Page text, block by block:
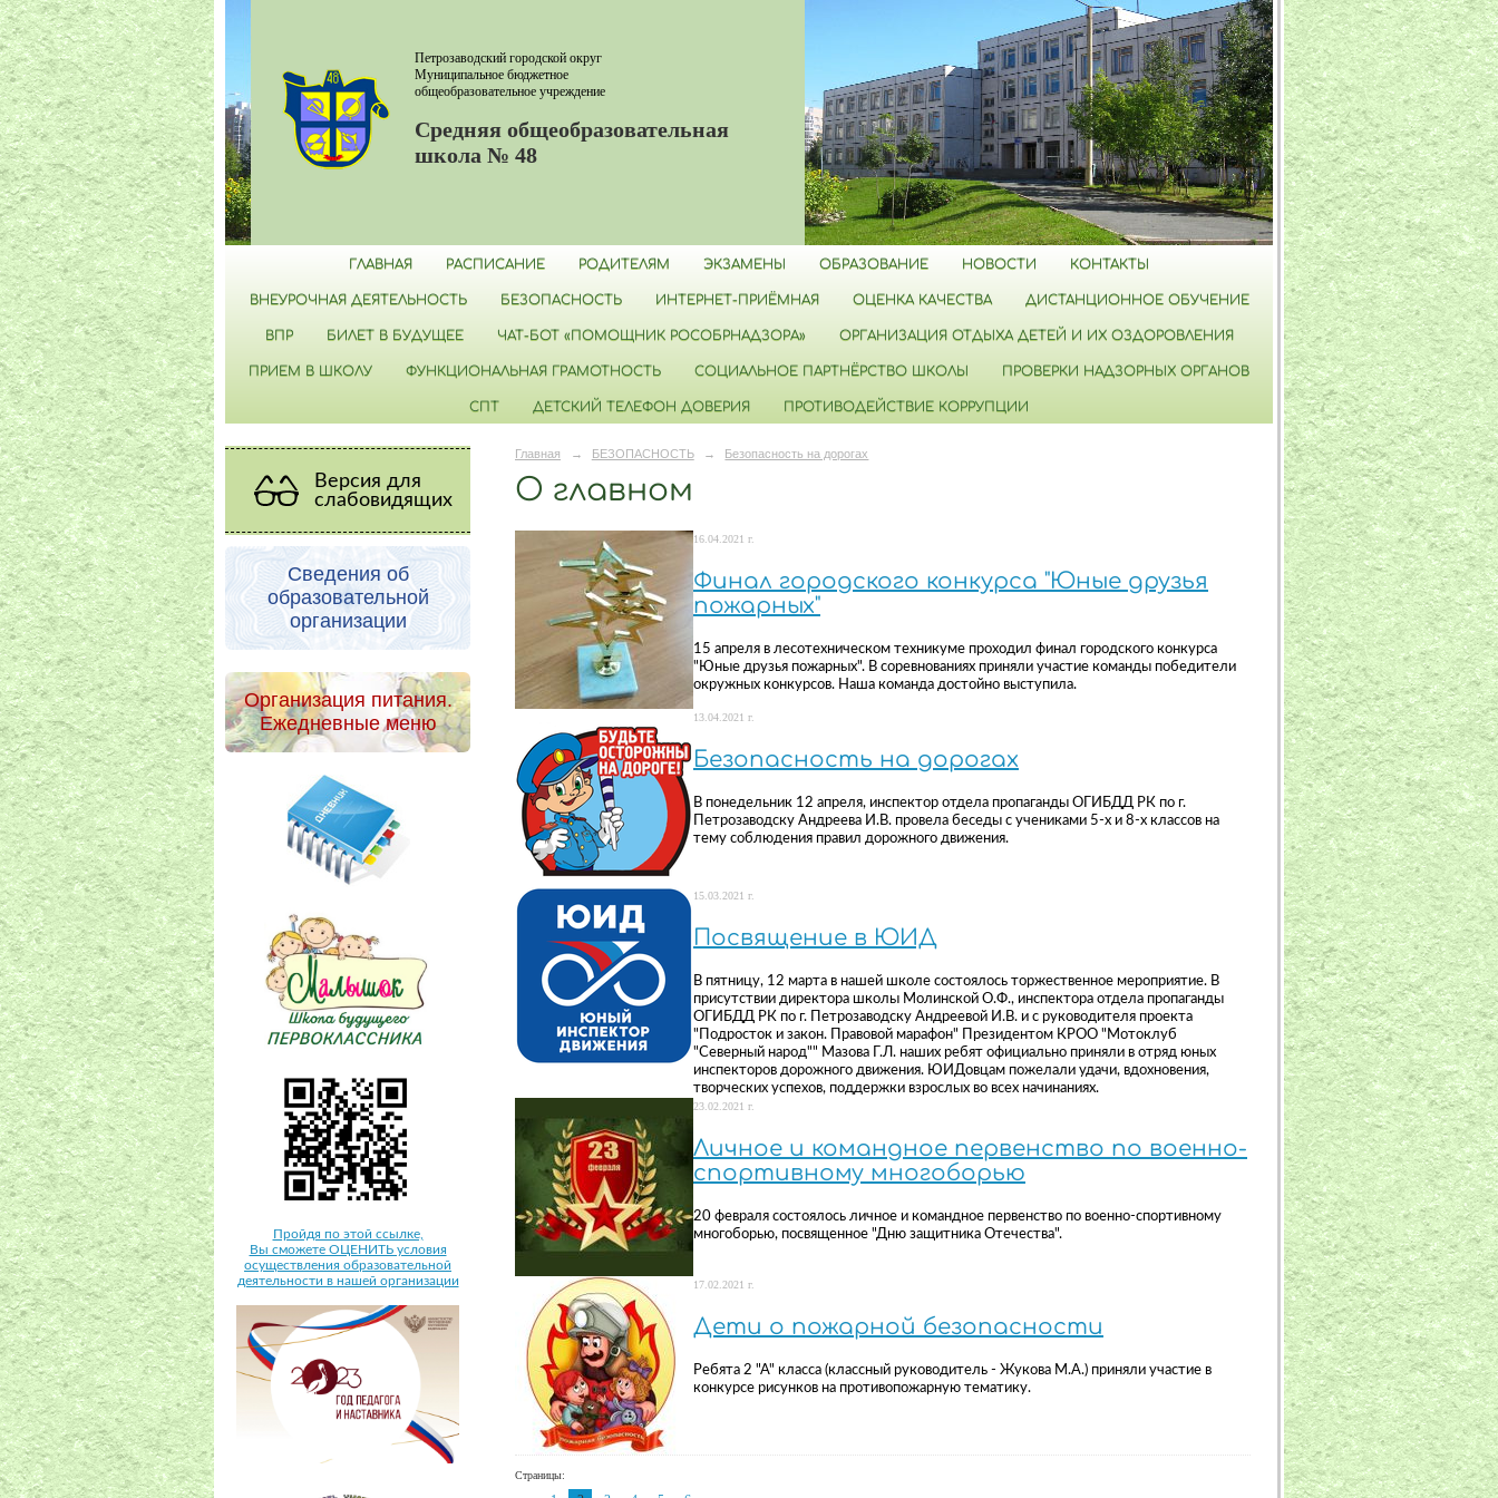
Петрозаводский городской округ
Муниципальное бюджетное
общеобразовательное учреждение
Средняя общеобразовательная
школа № 48
ГЛАВНАЯ РАСПИСАНИЕ РОДИТЕЛЯМ ЭКЗАМЕНЫ ОБРАЗОВАНИЕ НОВОСТИ КОНТАКТЫ
ВНЕУРОЧНАЯ ДЕЯТЕЛЬНОСТЬ БЕЗОПАСНОСТЬ ИНТЕРНЕТ-ПРИЁМНАЯ ОЦЕНКА КАЧЕСТВА ДИСТАНЦИОННОЕ ОБУЧЕНИЕ
ВПР БИЛЕТ В БУДУЩЕЕ ЧАТ-БОТ «ПОМОЩНИК РОСОБРНАДЗОРА» ОРГАНИЗАЦИЯ ОТДЫХА ДЕТЕЙ И ИХ ОЗДОРОВЛЕНИЯ
ПРИЕМ В ШКОЛУ ФУНКЦИОНАЛЬНАЯ ГРАМОТНОСТЬ СОЦИАЛЬНОЕ ПАРТНЁРСТВО ШКОЛЫ ПРОВЕРКИ НАДЗОРНЫХ ОРГАНОВ
СПТ ДЕТСКИЙ ТЕЛЕФОН ДОВЕРИЯ ПРОТИВОДЕЙСТВИЕ КОРРУПЦИИ
Версия для
слабовидящих
Сведения об
образовательной
организации
Организация питания.
Ежедневные меню
Пройдя по этой ссылке,
Вы сможете ОЦЕНИТЬ условия
осуществления образовательной
деятельности в нашей организации
Главная → БЕЗОПАСНОСТЬ → Безопасность на дорогах
О главном
16.04.2021 г.
Финал городского конкурса "Юные друзья
пожарных"
15 апреля в лесотехническом техникуме проходил финал городского конкурса
"Юные друзья пожарных". В соревнованиях приняли участие команды победители
окружных конкурсов. Наша команда достойно выступила.
13.04.2021 г.
Безопасность на дорогах
В понедельник 12 апреля, инспектор отдела пропаганды ОГИБДД РК по г.
Петрозаводску Андреева И.В. провела беседы с учениками 5-х и 8-х классов на
тему соблюдения правил дорожного движения.
15.03.2021 г.
Посвящение в ЮИД
В пятницу, 12 марта в нашей школе состоялось торжественное мероприятие. В
присутствии директора школы Молинской О.Ф., инспектора отдела пропаганды
ОГИБДД РК по г. Петрозаводску Андреевой И.В. и с руководителя проекта
"Подросток и закон. Правовой марафон" Президентом КРОО "Мотоклуб
"Северный народ"" Мазова Г.Л. наших ребят официально приняли в отряд юных
инспекторов дорожного движения. ЮИДовцам пожелали удачи, вдохновения,
творческих успехов, поддержки взрослых во всех начинаниях.
23.02.2021 г.
Личное и командное первенство по военно-
спортивному многоборью
20 февраля состоялось личное и командное первенство по военно-спортивному
многоборью, посвященное "Дню защитника Отечества".
17.02.2021 г.
Дети о пожарной безопасности
Ребята 2 "А" класса (классный руководитель - Жукова М.А.) приняли участие в
конкурсе рисунков на противопожарную тематику.
Страницы: